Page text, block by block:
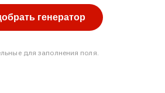
генератор
для заполнения поля.